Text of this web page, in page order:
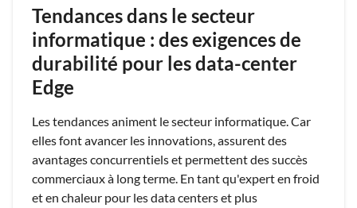
Tendances dans le secteur
informatique : des exigences de
durabilité pour les data-center
Edge
Les tendances animent le secteur informatique. Car
elles font avancer les innovations, assurent des
avantages concurrentiels et permettent des succès
commerciaux à long terme. En tant qu'expert en froid
et en chaleur pour les data centers et plus